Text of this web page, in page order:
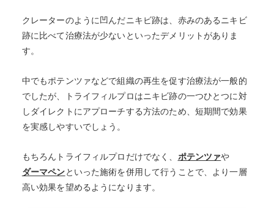
クレーターのように凹んだニキビ跡は、赤みのあるニキビ
跡に比べて治療法が少ないといったデメリットがありま
す。
中でもポテンツァなどで組織の再生を促す治療法が一般的
でしたが、トライフィルプロはニキビ跡の一つひとつに対
しダイレクトにアプローチする方法のため、短期間で効果
を実感しやすいでしょう。
もちろんトライフィルプロだけでなく、 ポテンツァや
ダーマペンといった施術を併用して行うことで、より一層
高い効果を望めるようになります。